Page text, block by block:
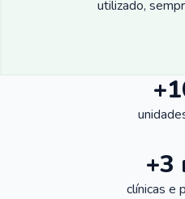
utilizado,
+3
clínicas e